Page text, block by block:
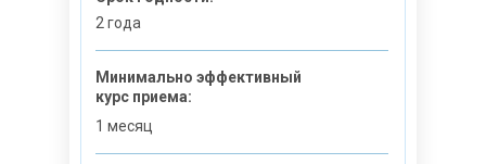
Минимально эффективный
курс приема:
2 года
1 месяц